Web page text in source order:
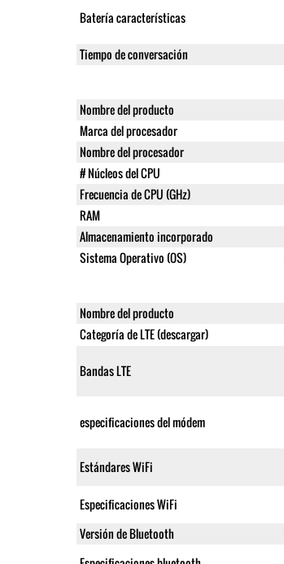
Batería características
Tiempo de conversación
Nombre del producto
Marca del procesador
Nombre del procesador
# Núcleos del CPU
Frecuencia de CPU (GHz)
RAM
Almacenamiento incorporado
Sistema Operativo (OS)
Nombre del producto
Categoría de LTE (descargar)
Bandas LTE
especificaciones del módem
Estándares WiFi
Especificaciones WiFi
Versión de Bluetooth